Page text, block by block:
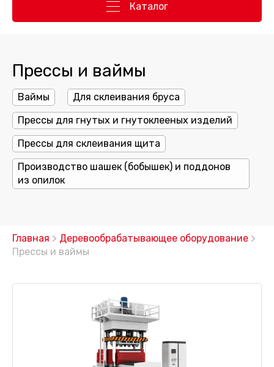
Каталог
Прессы и ваймы
Ваймы
Для склеивания бруса
Прессы для гнутых и гнутоклееных изделий
Прессы для склеивания щита
Производство шашек (бобышек) и поддонов
из опилок
Главная > Деревообрабатывающее оборудование >
Прессы и ваймы